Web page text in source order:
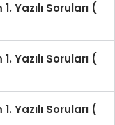
Yazılı Soruları (
Yazılı Soruları (
Yazılı Soruları (